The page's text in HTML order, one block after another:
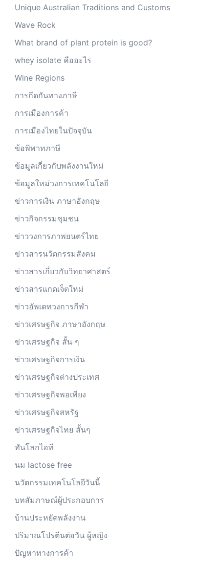
Unique Australian Traditions and Customs
Wave Rock
What brand of plant protein is good?
whey isolate คืออะไร
Wine Regions
การกีดกันทางภาษี
การเมืองการค้า
การเมืองไทยในปัจจุบัน
ข้อพิพาทภาษี
ข้อมูลเกี่ยวกับพลังงานใหม่
ข้อมูลใหม่วงการเทคโนโลยี
ข่าวการเงิน ภาษาอังกฤษ
ข่าวกิจกรรมชุมชน
ข่าววงการภาพยนตร์ไทย
ข่าวสารนวัตกรรมสังคม
ข่าวสารเกี่ยวกับวิทยาศาสตร์
ข่าวสารแกดเจ็ตใหม่
ข่าวอัพเดทวงการกีฬา
ข่าวเศรษฐกิจ ภาษาอังกฤษ
ข่าวเศรษฐกิจ สั้น ๆ
ข่าวเศรษฐกิจการเงิน
ข่าวเศรษฐกิจต่างประเทศ
ข่าวเศรษฐกิจพอเพียง
ข่าวเศรษฐกิจสหรัฐ
ข่าวเศรษฐกิจไทย สั้นๆ
ทันโลกไอที
นม lactose free
นวัตกรรมเทคโนโลยีวันนี้
บทสัมภาษณ์ผู้ประกอบการ
บ้านประหยัดพลังงาน
ปริมาณโปรตีนต่อวัน ผู้หญิง
ปัญหาทางการค้า